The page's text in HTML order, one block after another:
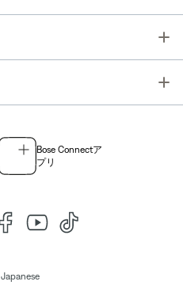
Bose Connectア
プリ
Japanese